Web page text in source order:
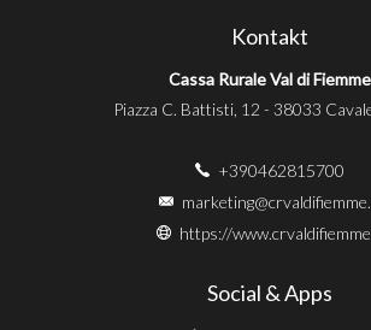
Kontakt
Cassa Rurale Val di Fiemme
Piazza C. Battisti, 12 - 38033
+390462815700
https://
Social & Apps